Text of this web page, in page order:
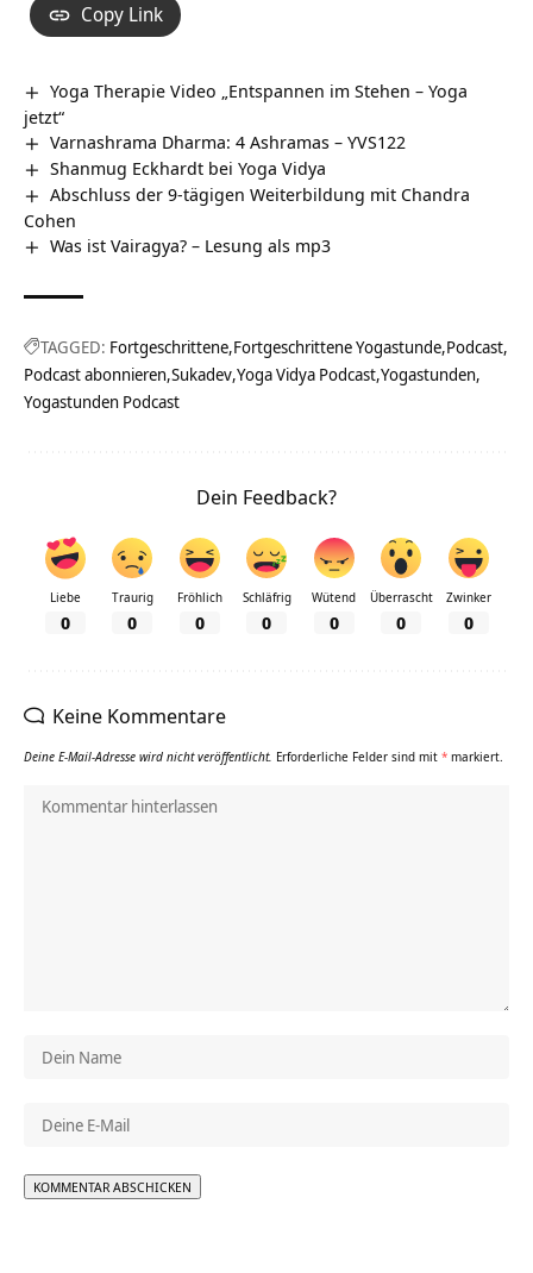
Copy Link
Yoga Therapie Video „Entspannen im Stehen – Yoga
jetzt“
Varnashrama Dharma: 4 Ashramas – YVS122
Shanmug Eckhardt bei Yoga Vidya
Abschluss der 9-tägigen Weiterbildung mit Chandra
Cohen
Was ist Vairagya? – Lesung als mp3
TAGGED: Fortgeschrittene Fortgeschrittene Yogastunde Podcast
Podcast abonnieren Sukadev Yoga Vidya Podcast Yogastunden
Yogastunden Podcast
Dein Feedback?
Liebe
0
Traurig
0
Fröhlich
0
Schläfrig
0
Wütend
0
Überrascht
0
Zwinker
0
Keine Kommentare
Deine E-Mail-Adresse wird nicht veröffentlicht. Erforderliche Felder sind mit * markiert.